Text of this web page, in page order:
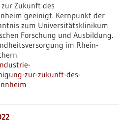
Zukunft des
geeinigt. Kernpunkt der
zum Universitätsklinikum
Forschung und Ausbildung.
im Rhein-
zur-zukunft-des-